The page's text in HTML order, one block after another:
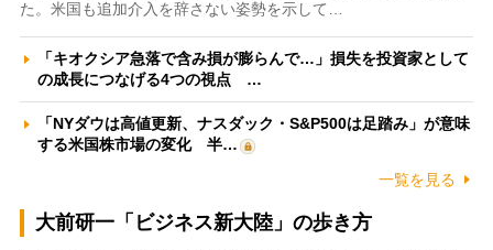
た。米国も追加介入を辞さない姿勢を示して…
「キオクシア急落で含み損が膨らんで…」損失を投資家として
の成長につなげる4つの視点 …
「NYダウは高値更新、ナスダック・S&P500は足踏み」が意味
する米国株市場の変化 半…
一覧を見る
大前研一「ビジネス新大陸」の歩き方